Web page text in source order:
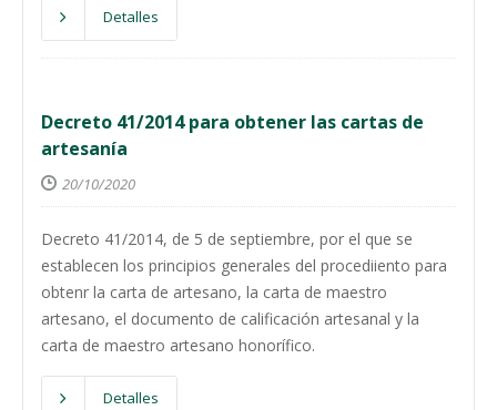
Detalles
Decreto 41/2014 para obtener las cartas de
artesanía
20/10/2020
Decreto 41/2014, de 5 de septiembre, por el que se
establecen los principios generales del procediiento para
obtenr la carta de artesano, la carta de maestro
artesano, el documento de calificación artesanal y la
carta de maestro artesano honorífico.
Detalles